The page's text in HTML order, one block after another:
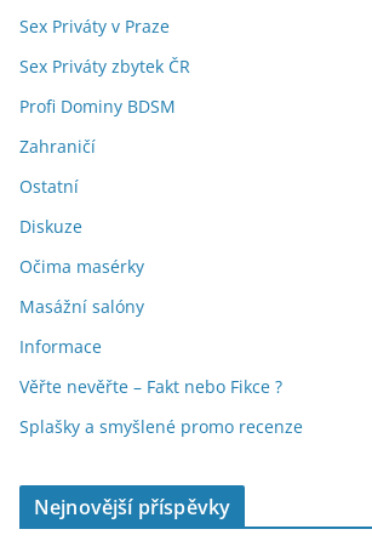
Sex Priváty v Praze
Sex Priváty zbytek ČR
Profi Dominy BDSM
Zahraničí
Ostatní
Diskuze
Očima masérky
Masážní salóny
Informace
Věřte nevěřte – Fakt nebo Fikce ?
Splašky a smyšlené promo recenze
Nejnovější příspěvky